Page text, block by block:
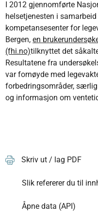
I 2012 gjennomførte
helsetjenesten i
kompetansesenter for
Bergen,en
(fhi.no)tilknyttet det
Resultatene fra
var fornøyde med
forbedringsområder,
og informasjon om
Skriv ut / lag PDF
Slik refererer du til
Åpne data (API)